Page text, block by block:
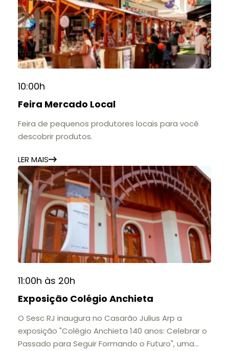
10:00h
Feira Mercado Local
Feira de pequenos produtores locais para você
descobrir produtos.
LER MAIS
11:00h às 20h
Exposição Colégio Anchieta
O Sesc RJ inaugura no Casarão Julius Arp a
exposição "Colégio Anchieta 140 anos: Celebrar o
Passado para Seguir Formando o Futuro", uma